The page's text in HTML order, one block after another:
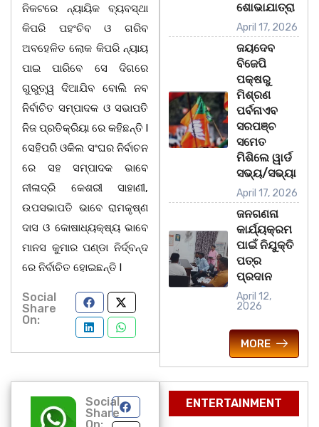
ନିକଟରେ ନ୍ୟାୟିକ ବ୍ୟବସ୍ଥା
କିପରି ପହଂଚିବ ଓ ଗରିବ
ଅବହେଳିତ ଲୋକ କିପରି ନ୍ୟାୟ
ପାଇ ପାରିବେ ସେ ଦିଗରେ
ଗୁରୁତ୍ୱ ଦିଆଯିବ ବୋଲି ନବ
ନିର୍ବାଚିତ ସମ୍ପାଦକ ଓ ସଭାପତି
ନିଜ ପ୍ରତିକ୍ରିୟା ରେ କହିଛନ୍ତି l
ସେହିପରି ଓକିଲ ସଂଘର ନିର୍ବାଚନ
ରେ ସହ ସମ୍ପାଦକ ଭାବେ
ନୀଳାଦ୍ରି କେଶରୀ ସାହାଣୀ,
ଉପସଭାପତି ଭାବେ ରାମକୃଷ୍ଣ
ଦାସ ଓ କୋଷାଧ୍ୟକ୍ଷ୍ୟ ଭାବେ
ମାନସ କୁମାର ପଣ୍ଡା ନିର୍ଦ୍ବନ୍ଦ
ରେ ନିର୍ବାଚିତ ହୋଇଛନ୍ତି l
Social
Share
On:
Social
Share
ଶୋଭାଯାତ୍ରା
April 17, 2026
ଜୟଦେବ
ବିଜେପି
ପକ୍ଷରୁ
ମିଶ୍ରଣ
ପର୍ବନାଏବ
ସରପଞ୍ଚ
ସମେତ
ମିଶିଲେ ୱାର୍ଡ
ସଭ୍ୟ/ସଭ୍ୟା
April 17, 2026
ଜନଗଣନା
କାର୍ଯ୍ୟକ୍ରମ
ପାଇଁ ନିଯୁକ୍ତି
ପତ୍ର
ପ୍ରଦାନ
April 12,
2026
MORE
ENTERTAINMENT